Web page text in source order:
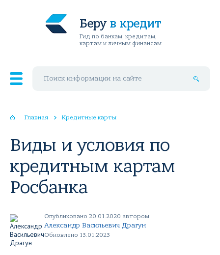
Беру в кредит
Гид по банкам, кредитам,
картам и личным финансам
Главная Кредитные карты
Виды и условия по
кредитным картам
Росбанка
Опубликовано 20.01.2020 автором
Александр Васильевич Драгун
Обновлено 13.01.2023